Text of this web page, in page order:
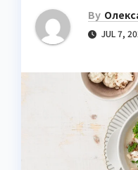
By
JUL 7,